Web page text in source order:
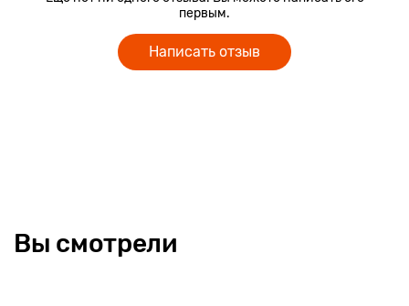
первым.
Написать отзыв
Вы смотрели